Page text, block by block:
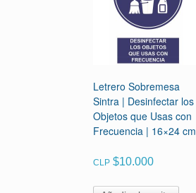
Letrero Sobremesa
Sintra | Desinfectar los
Objetos que Usas con
Frecuencia | 16×24 cm
CLP $10.000